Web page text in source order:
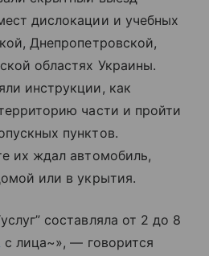
дислокации и учебных
Днепропетровской,
областях Украины.
инструкции, как
части и пройти
пунктов.
их ждал автомобиль,
или в укрытия.
составляла от 2 до 8
с лица~», — говорится